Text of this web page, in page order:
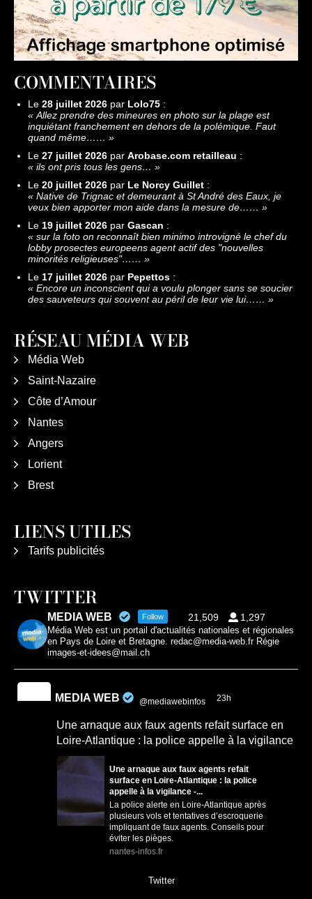
COMMENTAIRES
Le 28 juillet 2026 par Lolo75 :
« Allez prendre des mineures en photo sur la plage est
inquiétant franchement en dehors de la polémique. Faut
quand même…… »
Le 27 juillet 2026 par Arobase.com retailleau :
« ils ont pris tous les gens… »
Le 20 juillet 2026 par Le Norcy Guillet :
« Native de Trignac et demeurant à St André des Eaux, je
veux bien apporter mon aide dans la mesure de…… »
Le 19 juillet 2026 par Gascan :
« sur la foto on reconnaît bien minimo introvigné le chef du
lobby prosectes europeens agent actif des "nouvelles
minorités religieuses"…… »
Le 17 juillet 2026 par Pepettos :
« Encore un inconscient qui a voulu plonger sans se soucier
des sauveteurs qui souvent au péril de leur vie lui…… »
RÉSEAU MÉDIA WEB
Média Web
Saint-Nazaire
Côte d’Amour
Nantes
Angers
Lorient
Brest
LIENS UTILES
Tarifs publicités
TWITTER
MEDIA WEB Follow 21,509 1,297
Média Web est un portail d'actualités nationales et régionales
en Pays de Loire et Bretagne. redac@media-web.fr Régie
images-et-idees@mail.ch
MEDIA WEB @mediawebinfos 23h
Une arnaque aux faux agents refait surface en
Loire-Atlantique : la police appelle à la vigilance
Une arnaque aux faux agents refait
surface en Loire-Atlantique : la police
appelle à la vigilance -...
La police alerte en Loire-Atlantique après
plusieurs vols et tentatives d’escroquerie
impliquant de faux agents. Conseils pour
éviter les pièges.
nantes-infos.fr
Twitter